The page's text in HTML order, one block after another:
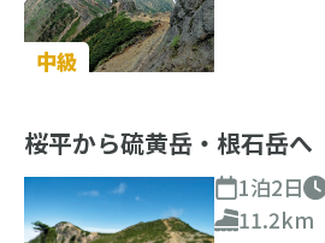
中級
桜平から硫黄岳・根石岳へ
1泊2日
11.2km